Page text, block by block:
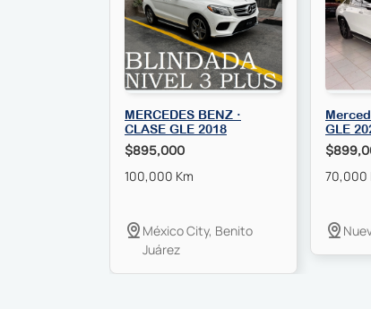
MERCEDES BENZ ·
CLASE GLE 2018
$895,000
100,000 Km
México City, Benito
Juárez
GLE
70,000